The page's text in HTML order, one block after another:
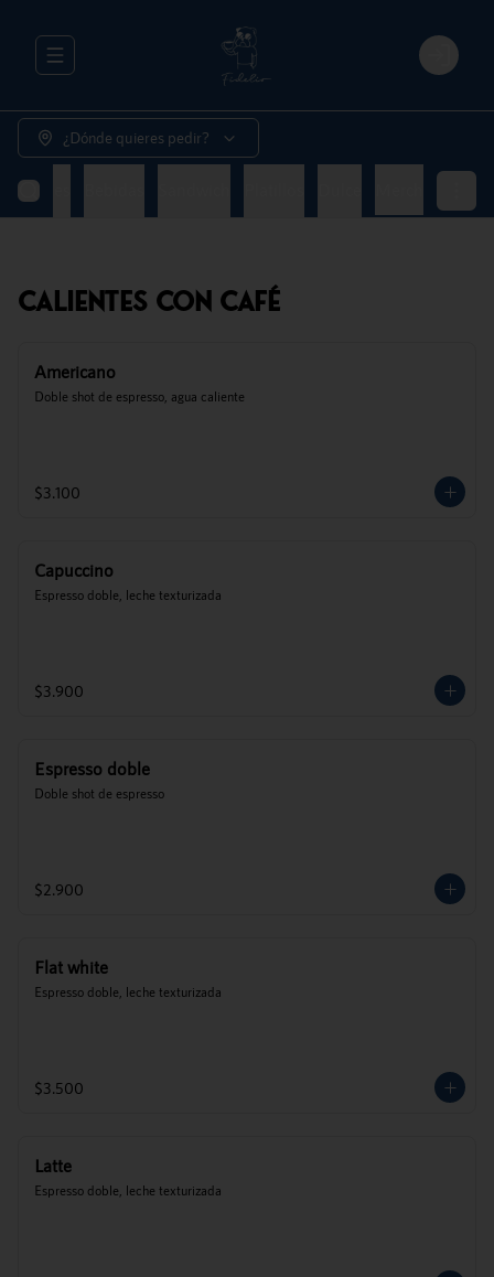
Abrir menu de navegación Login
¿Dónde quieres pedir?
Calientes Con Café
Americano
Doble shot de espresso, agua caliente
$3.100
Capuccino
Espresso doble, leche texturizada
$3.900
Espresso doble
Doble shot de espresso
$2.900
Flat white
Espresso doble, leche texturizada
$3.500
Latte
Espresso doble, leche texturizada